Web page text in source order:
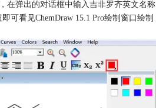
在弹出的对话框中输入吉非罗齐英文名称
可看见ChemDraw 15.1 Pro绘制窗口绘制